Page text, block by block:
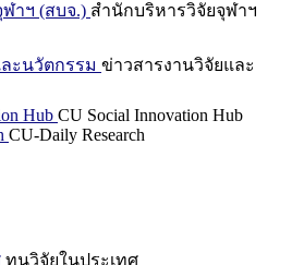
าฯ (สบจ.) สำนักบริหารวิจัยจุฬาฯ
ะนวัตกรรม ข่าวสารงานวิจัยและ
Hub CU Social Innovation Hub
CU-Daily Research
ทุนวิจัยในประเทศ